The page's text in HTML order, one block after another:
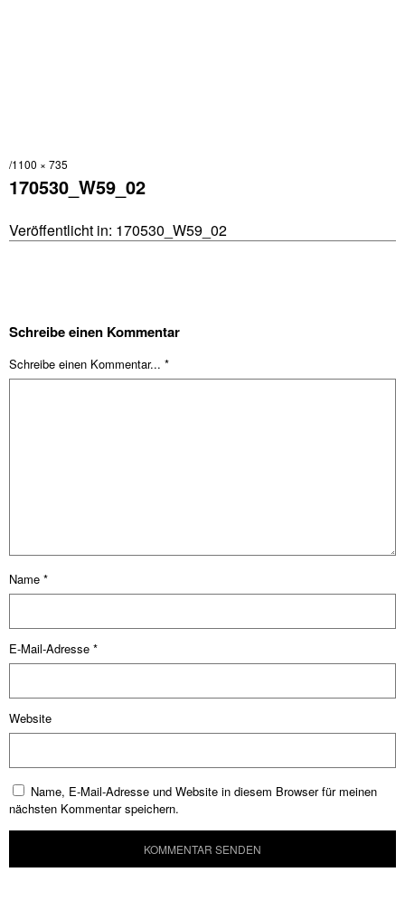
1100 × 735
170530_W59_02
Veröffentlicht in: 170530_W59_02
Schreibe einen Kommentar
Schreibe einen Kommentar... *
Name *
E-Mail-Adresse *
Website
Name, E-Mail-Adresse und Website in diesem Browser für meinen
nächsten Kommentar speichern.